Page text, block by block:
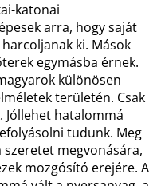
katonai
arra, hogy saját
ki. Mások
egymásba érnek.
különösen
területén. Csak
hatalommá
tudunk. Meg
megvonására,
mozgósító erejére. A